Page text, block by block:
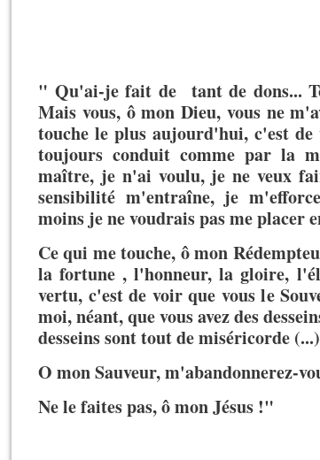
" Qu'ai-je fait de tant de dons...
Mais vous, ô mon Dieu, vous ne
touche le plus aujourd'hui, c'est
toujours conduit comme par la
maître, je n'ai voulu, je ne veux
sensibilité m'entraîne, je
moins je ne voudrais pas me placer
Ce qui me touche, ô mon
la fortune , l'honneur, la gloire,
vertu, c'est de voir que vous le
moi, néant, que vous avez des
desseins sont tout de miséricorde (...)
O mon Sauveur, m'abandonnerez-
Ne le faites pas, ô mon Jésus !"